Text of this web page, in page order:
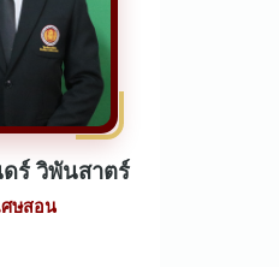
ร์ วิพันสาตร์
ศษสอน